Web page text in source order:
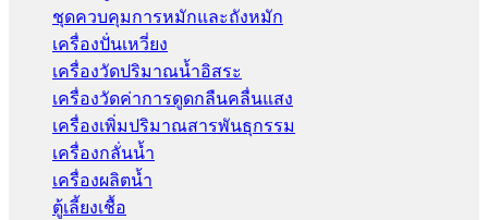
ชุดควบคุมการหมักและถังหมัก
เครื่องปั่นเหวี่ยง
เครื่องวัดปริมาณน้ำอิสระ
เครื่องวัดค่าการดูดกลืนคลื่นแสง
เครื่องเพิ่มปริมาณสารพันธุกรรม
เครื่องกลั่นน้ำ
เครื่องผลิตน้ำ
ตู้เลี้ยงเชื้อ